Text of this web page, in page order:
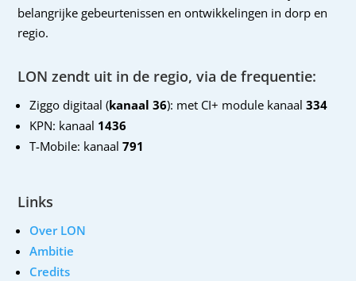
belangrijke gebeurtenissen en ontwikkelingen in dorp en
regio.
LON zendt uit in de regio, via de frequentie:
Ziggo digitaal (kanaal 36): met CI+ module kanaal 334
KPN: kanaal 1436
T-Mobile: kanaal791
Links
Over LON
Ambitie
Credits